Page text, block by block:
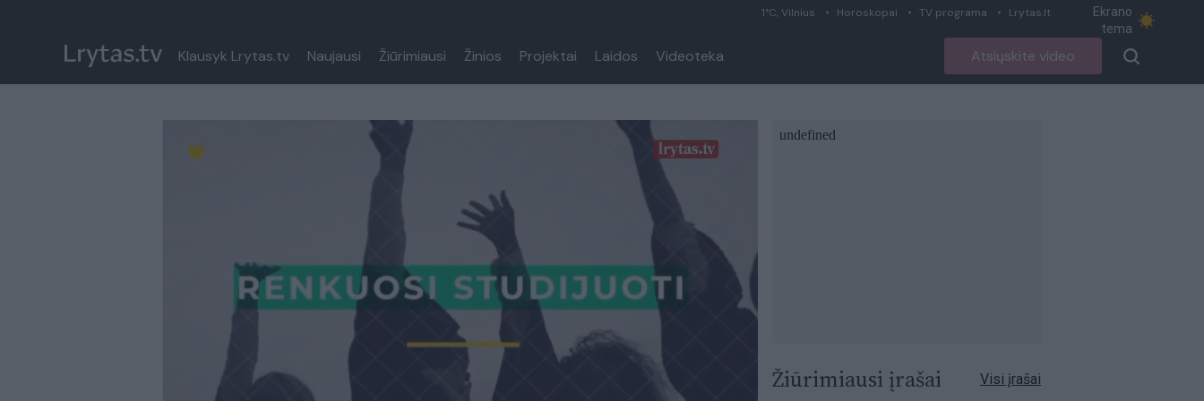
1°C, Vilnius Horoskopai TV programa Lrytas.lt
Ekrano
tema
Klausyk Lrytas.tv Naujausi Žiūrimiausi Žinios Projektai Laidos Videoteka Atsiųskite video
Žiūrimiausi įrašai Visi įrašai